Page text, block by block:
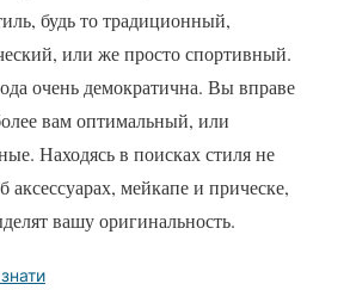
будь то традиционный,
или же просто спортивный.
очень демократична. Вы вправе
вам оптимальный, или
Находясь в поисках стиля не
аксессуарах, мейкапе и прическе,
вашу оригинальность.